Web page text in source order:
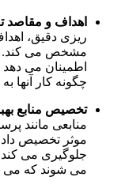
اهداف و مقاصد
ریزی دقیق، اهداف،
مشخص می کند. این
اطمینان می دهد که
چگونه کار آنها به
تخصیص منابع بهبود
منابعی مانند
موثر تخصیص داد.
جلوگیری می کند و
می شوند که می